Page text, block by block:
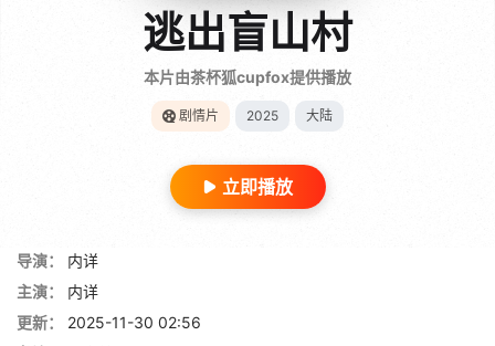
逃出盲山村
本片由茶杯狐cupfox提供播放
剧情片 2025 大陆
立即播放
导演：
内详
主演：
内详
更新：
2025-11-30 02:56